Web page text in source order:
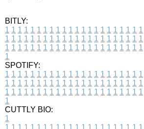
BITLY:
1 1 1 1 1 1 1 1 1 1 1 1 1 1 1 1 1 1 1 1 1 1
1 1 1 1 1 1 1 1 1 1 1 1 1 1 1 1 1 1 1 1 1 1
1 1 1 1 1 1 1 1 1 1 1 1 1 1 1 1 1 1 1 1 1 1
1
SPOTIFY:
1 1 1 1 1 1 1 1 1 1 1 1 1 1 1 1 1 1 1 1 1 1
1 1 1 1 1 1 1 1 1 1 1 1 1 1 1 1 1 1 1 1 1 1
1 1 1 1 1 1 1 1 1 1 1 1 1 1 1 1 1 1 1 1 1 1
1
CUTTLY BIO:
1
1 1 1 1 1 1 1 1 1 1 1 1 1 1 1 1 1 1 1 1 1 1